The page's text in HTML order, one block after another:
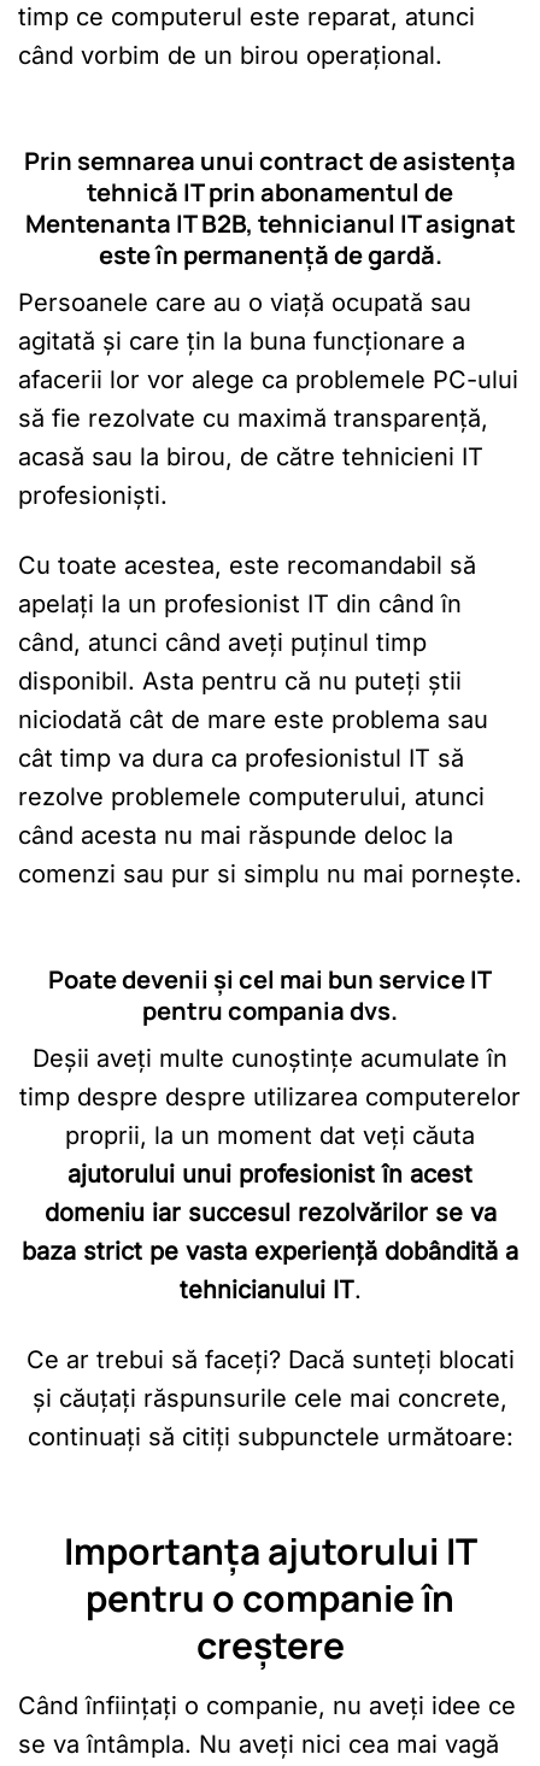
timp ce computerul este reparat, atunci
când vorbim de un birou operațional.
Prin semnarea unui contract de asistența
tehnică IT prin abonamentul de
Mentenanta IT B2B, tehnicianul IT asignat
este în permanență de gardă.
Persoanele care au o viață ocupată sau
agitată și care țin la buna funcționare a
afacerii lor vor alege ca problemele PC-ului
să fie rezolvate cu maximă transparență,
acasă sau la birou, de către tehnicieni IT
profesioniști.
Cu toate acestea, este recomandabil să
apelați la un profesionist IT din când în
când, atunci când aveți puținul timp
disponibil. Asta pentru că nu puteți știi
niciodată cât de mare este problema sau
cât timp va dura ca profesionistul IT să
rezolve problemele computerului, atunci
când acesta nu mai răspunde deloc la
comenzi sau pur si simplu nu mai pornește.
Poate devenii și cel mai bun service IT
pentru compania dvs.
Deșii aveți multe cunoștințe acumulate în
timp despre despre utilizarea computerelor
proprii, la un moment dat veți căuta
ajutorului unui profesionist în acest
domeniu iar succesul rezolvărilor se va
baza strict pe vasta experiență dobândită a
tehnicianului IT.
Ce ar trebui să faceți? Dacă sunteți blocati
și căuțați răspunsurile cele mai concrete,
continuați să citiți subpunctele următoare:
Importanța ajutorului IT
pentru o companie în
creștere
Când înființați o companie, nu aveți idee ce
se va întâmpla. Nu aveți nici cea mai vagă